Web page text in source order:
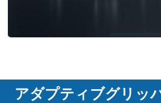
アダプティブグリッ